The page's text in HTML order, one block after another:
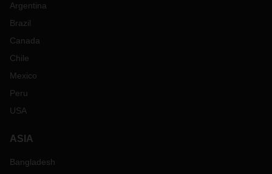
Argentina
Brazil
Canada
Chile
Mexico
Peru
USA
ASIA
Bangladesh